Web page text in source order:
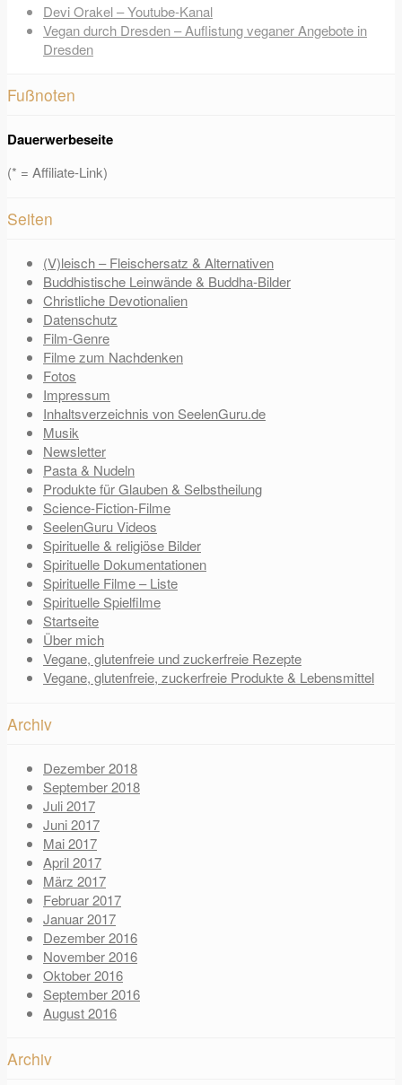
Devi Orakel – Youtube-Kanal
Vegan durch Dresden – Auflistung veganer Angebote in
Dresden
Fußnoten
Dauerwerbeseite
(* = Affiliate-Link)
Seiten
(V)leisch – Fleischersatz & Alternativen
Buddhistische Leinwände & Buddha-Bilder
Christliche Devotionalien
Datenschutz
Film-Genre
Filme zum Nachdenken
Fotos
Impressum
Inhaltsverzeichnis von SeelenGuru.de
Musik
Newsletter
Pasta & Nudeln
Produkte für Glauben & Selbstheilung
Science-Fiction-Filme
SeelenGuru Videos
Spirituelle & religiöse Bilder
Spirituelle Dokumentationen
Spirituelle Filme – Liste
Spirituelle Spielfilme
Startseite
Über mich
Vegane, glutenfreie und zuckerfreie Rezepte
Vegane, glutenfreie, zuckerfreie Produkte & Lebensmittel
Archiv
Dezember 2018
September 2018
Juli 2017
Juni 2017
Mai 2017
April 2017
März 2017
Februar 2017
Januar 2017
Dezember 2016
November 2016
Oktober 2016
September 2016
August 2016
Archiv